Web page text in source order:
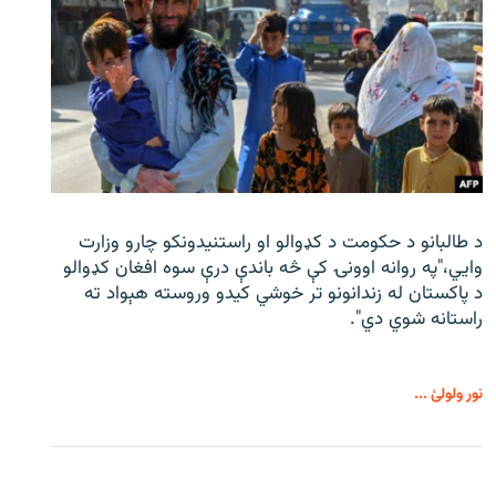
د طالبانو د حکومت د کډوالو او راستنیدونکو چارو وزارت
وايي،"په روانه اوونۍ کې څه باندې درې سوه افغان کډوالو
د پاکستان له زندانونو تر خوشي کیدو وروسته هېواد ته
راستانه شوي دي".
نور ولولئ ...